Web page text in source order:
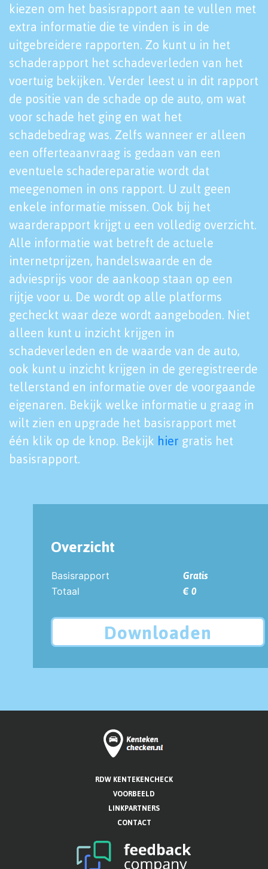
kiezen om het basisrapport aan te vullen met
extra informatie die te vinden is in de
uitgebreidere rapporten. Zo kunt u in het
schaderapport het schadeverleden van het
voertuig bekijken. Verder leest u in dit rapport
de positie van de schade op de auto, om wat
voor schade het ging en wat het
schadebedrag was. Zelfs wanneer er alleen
een offerteaanvraag is gedaan van een
eventuele schadereparatie wordt dat
meegenomen in ons rapport. U zult geen
enkele informatie missen. Ook bij het
waarderapport krijgt u een volledig overzicht.
Alle informatie wat betreft de actuele
internetprijzen, handelswaarde en de
adviesprijs voor de aankoop staan op een
rijtje voor u. De wordt op alle platforms
gecheckt waar deze wordt aangeboden. Niet
alleen kunt u inzicht krijgen in
schadeverleden en de waarde van de auto,
ook kunt u inzicht krijgen in de geregistreerde
tellerstand en informatie over de voorgaande
eigenaren. Bekijk welke informatie u graag in
wilt zien en upgrade het basisrapport met
één klik op de knop. Bekijk hier gratis het
basisrapport.
Overzicht
Basisrapport
Gratis
Totaal
€ 0
Downloaden
RDW KENTEKENCHECK
VOORBEELD
LINKPARTNERS
CONTACT